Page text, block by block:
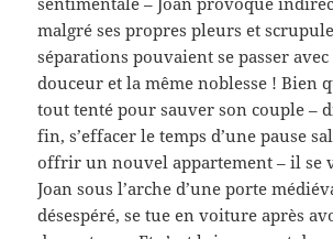
malgré ses propres pleurs et
séparations pouvaient se passer
douceur et la même noblesse ! Bien
tout tenté pour sauver son couple –
fin, s’effacer le temps d’une pause
offrir un nouvel appartement – il se
Joan sous l’arche d’une porte
désespéré, se tue en voiture après